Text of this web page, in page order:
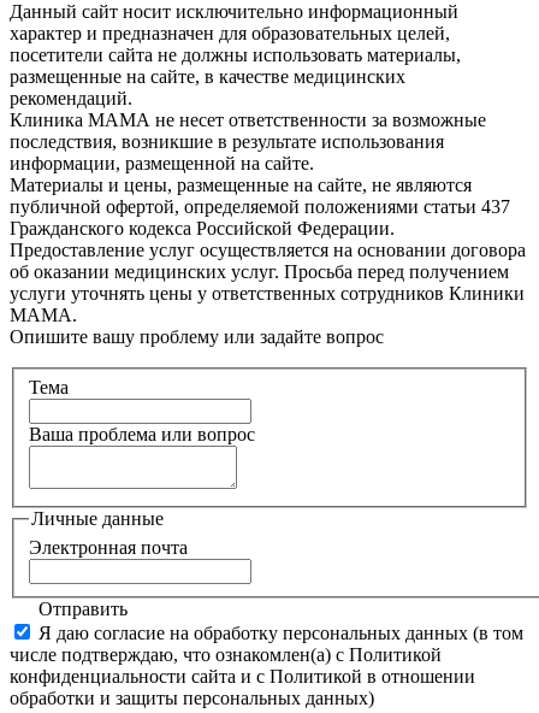
Данный сайт носит исключительно информационный
характер и предназначен для образовательных целей,
посетители сайта не должны использовать материалы,
размещенные на сайте, в качестве медицинских
рекомендаций.
Клиника МАМА не несет ответственности за возможные
последствия, возникшие в результате использования
информации, размещенной на сайте.
Материалы и цены, размещенные на сайте, не являются
публичной офертой, определяемой положениями статьи 437
Гражданского кодекса Российской Федерации.
Предоставление услуг осуществляется на основании договора
об оказании медицинских услуг. Просьба перед получением
услуги уточнять цены у ответственных сотрудников Клиники
МАМА.
Опишите вашу проблему или задайте вопрос
Тема
Ваша проблема или вопрос
Личные данные
Электронная почта
Отправить
Я даю согласие на обработку персональных данных (в том
числе подтверждаю, что ознакомлен(а) с Политикой
конфиденциальности сайта и с Политикой в отношении
обработки и защиты персональных данных)